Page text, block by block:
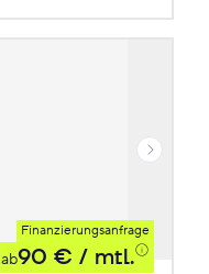
Finanzierungsanfrage
ab90 € / mtl.